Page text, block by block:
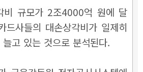
비 규모가 2조4000억 원에 달
드사들의 대손상각비가 일제히
고 있는 것으로 분석된다.